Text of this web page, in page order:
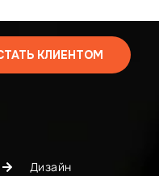
КЛИЕНТОМ
Дизайн